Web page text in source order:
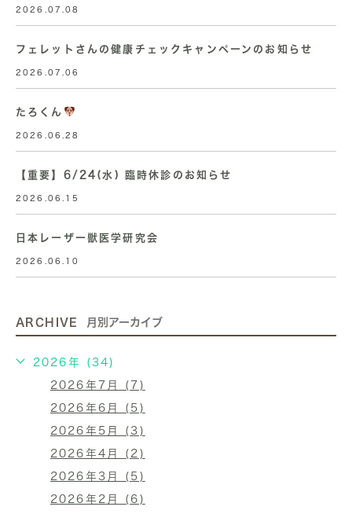
2026.07.08
フェレットさんの健康チェックキャンペーンのお知らせ
2026.07.06
たろくん
2026.06.28
【重要】6/24(水) 臨時休診のお知らせ
2026.06.15
日本レーザー獣医学研究会
2026.06.10
ARCHIVE 月別アーカイブ
2026年 (34)
2026年7月 (7)
2026年6月 (5)
2026年5月 (3)
2026年4月 (2)
2026年3月 (5)
2026年2月 (6)